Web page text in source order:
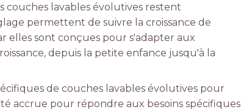
lavables évolutives restent
permettent de suivre la croissance de
elles sont conçues pour s'adapter aux
depuis la petite enfance jusqu'à la
de couches lavables évolutives pour
accrue pour répondre aux besoins spécifiques